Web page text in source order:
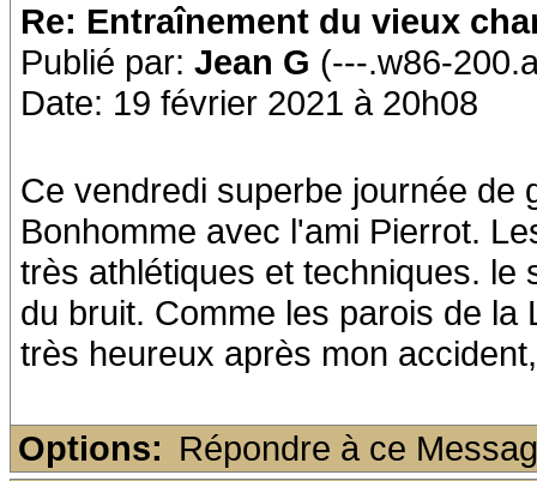
Re: Entraînement du vieux
Publié par: Jean G (---.w86-
Date: 19 février 2021 à 20h08
Ce vendredi superbe journée de
Bonhomme avec l'ami Pierrot.
très athlétiques et techniques. le
du bruit. Comme les parois de
très heureux après mon
Options: Répondre à ce